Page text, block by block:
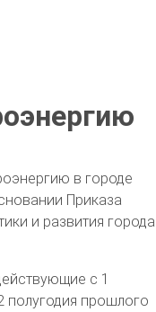
в городе
Приказа
и развития города
с 1
полугодия прошлого